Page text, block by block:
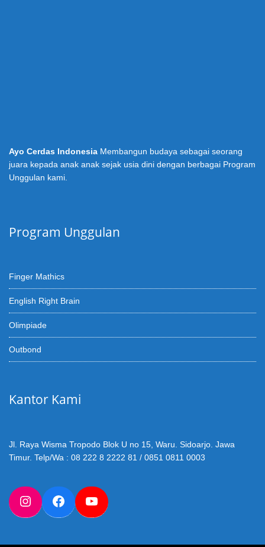
Ayo Cerdas Indonesia Membangun budaya sebagai seorang
juara kepada anak anak sejak usia dini dengan berbagai Program
Unggulan kami.
Program Unggulan
Finger Mathics
English Right Brain
Olimpiade
Outbond
Kantor Kami
Jl. Raya Wisma Tropodo Blok U no 15, Waru. Sidoarjo. Jawa
Timur. Telp/Wa : 08 222 8 2222 81 / 0851 0811 0003
InstagramFacebookYouTube